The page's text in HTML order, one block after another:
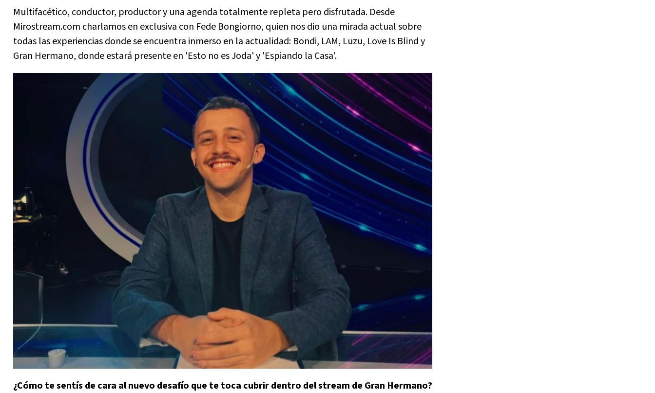
Multifacético, conductor, productor y una agenda totalmente repleta pero disfrutada. Desde
Mirostream.com charlamos en exclusiva con Fede Bongiorno, quien nos dio una mirada actual sobre
todas las experiencias donde se encuentra inmerso en la actualidad: Bondi, LAM, Luzu, Love Is Blind y
Gran Hermano, donde estará presente en 'Esto no es Joda' y 'Espiando la Casa'.
¿Cómo te sentís de cara al nuevo desafío que te toca cubrir dentro del stream de Gran Hermano?